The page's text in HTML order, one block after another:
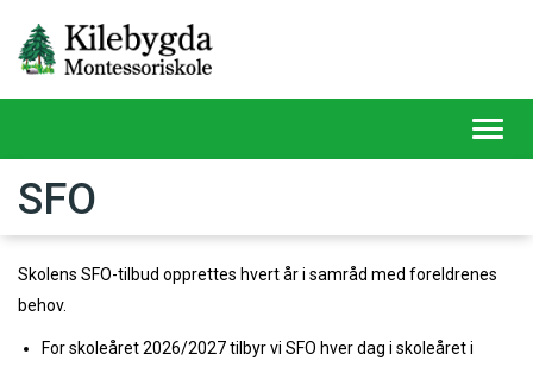
SFO
Skolens SFO-tilbud opprettes hvert år i samråd med foreldrenes
behov.
For skoleåret 2026/2027 tilbyr vi SFO hver dag i skoleåret i